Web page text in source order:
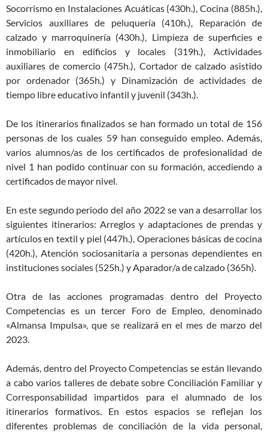
Socorrismo en Instalaciones Acuáticas (430h.), Cocina (885h.),
Servicios auxiliares de peluquería (410h.), Reparación de
calzado y marroquinería (430h.), Limpieza de superficies e
inmobiliario en edificios y locales (319h.), Actividades
auxiliares de comercio (475h.), Cortador de calzado asistido
por ordenador (365h.) y Dinamización de actividades de
tiempo libre educativo infantil y juvenil (343h.).
De los itinerarios finalizados se han formado un total de 156
personas de los cuales 59 han conseguido empleo. Además,
varios alumnos/as de los certificados de profesionalidad de
nivel 1 han podido continuar con su formación, accediendo a
certificados de mayor nivel.
En este segundo periodo del año 2022 se van a desarrollar los
siguientes itinerarios: Arreglos y adaptaciones de prendas y
artículos en textil y piel (447h.), Operaciones básicas de cocina
(420h.), Atención sociosanitaria a personas dependientes en
instituciones sociales (525h.) y Aparador/a de calzado (365h).
Otra de las acciones programadas dentro del Proyecto
Competencias es un tercer Foro de Empleo, denominado
«Almansa Impulsa», que se realizará en el mes de marzo del
2023.
Además, dentro del Proyecto Competencias se están llevando
a cabo varios talleres de debate sobre Conciliación Familiar y
Corresponsabilidad impartidos para el alumnado de los
itinerarios formativos. En estos espacios se reflejan los
diferentes problemas de conciliación de la vida personal,